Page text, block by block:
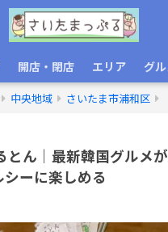
開店・閉店 エリア グ
中央地域 さいたま市浦和区
とん｜最新韓国グルメ
ーに楽しめる